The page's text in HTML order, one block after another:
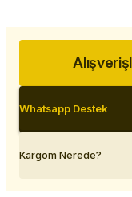
Whatsapp Destek
Kargom Nerede?